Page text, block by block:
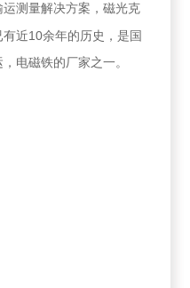
测量解决方案，磁光克
有近10余年的历史，是国
电磁铁的厂家之一。